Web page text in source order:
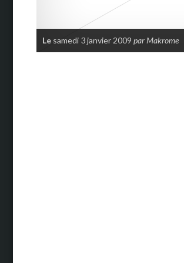
Le samedi 3 janvier 2009 par Makrome